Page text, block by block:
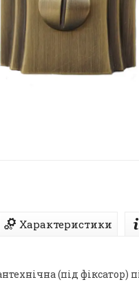
Характеристики
(під фіксатор)